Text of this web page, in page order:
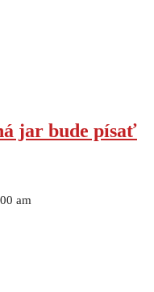
jar bude písať
am